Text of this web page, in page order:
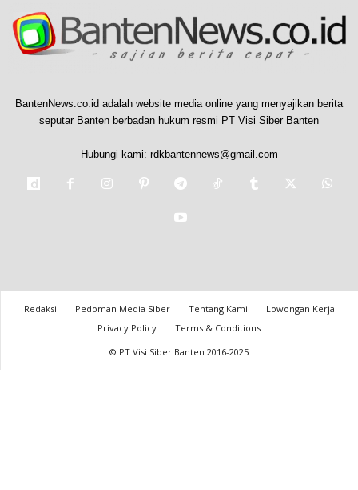
BantenNews.co.id adalah website media online yang menyajikan berita
seputar Banten berbadan hukum resmi PT Visi Siber Banten
Hubungi kami: rdkbantennews@gmail.com
Redaksi Pedoman Media Siber Tentang Kami
Lowongan Kerja
Privacy Policy
Terms & Conditions
© PT Visi Siber Banten 2016-2025